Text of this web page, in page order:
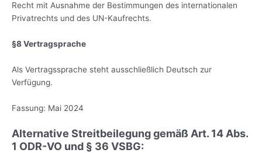
Recht mit Ausnahme der Bestimmungen des internationalen
Privatrechts und des UN-Kaufrechts.
§8 Vertragsprache
Als Vertragssprache steht ausschließlich Deutsch zur
Verfügung.
Fassung: Mai 2024
Alternative Streitbeilegung gemäß Art. 14 Abs.
1 ODR-VO und § 36 VSBG: